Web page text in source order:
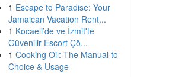
1 Escape to Paradise: Your
Jamaican Vacation Rent...
1 Kocaeli’de ve İzmit'te
Güvenilir Escort Çö...
1 Cooking Oil: The Manual to
Choice & Usage